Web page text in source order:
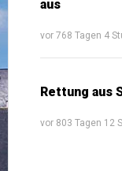
aus
vor 768 Tagen 4
Rettung aus
vor 803 Tagen 12